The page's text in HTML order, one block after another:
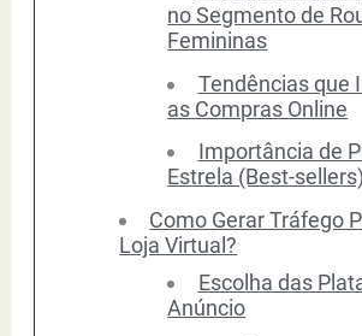
no Segmento de
Femininas
Tendências que
as Compras Online
Importância de
Estrela (Best-sellers)
Como Gerar Tráfego
Loja Virtual?
Escolha das
Anúncio